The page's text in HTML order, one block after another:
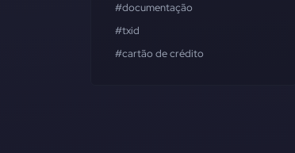
#documentação
#txid
#cartão de crédito